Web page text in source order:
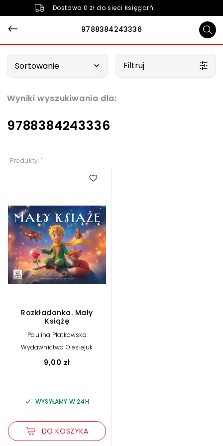
Dostawa 0 zł do sieci księgarń
9788384243336
Wyniki wyszukiwania dla:
9788384243336
Sortowanie Filtruj
Produkty: 1
Rozkładanka. Mały
Książę
Paulina Płatkowska
Wydawnictwo Olesiejuk
9,00 zł
WYSYŁAMY W 24H
DO KOSZYKA